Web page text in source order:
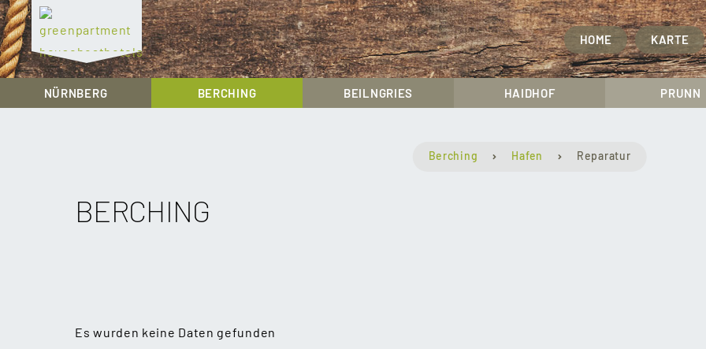
greenpartment
houseboathotels
HOME KARTE
NÜRNBERG BERCHING BEILNGRIES HAIDHOF PRUNN
Berching Hafen Reparatur
BERCHING
Es wurden keine Daten gefunden